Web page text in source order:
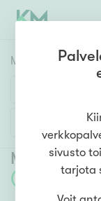
Myyntikohteet
1h
Lisää hakuehtoja
Myytävät
(
sivusto
tarjota